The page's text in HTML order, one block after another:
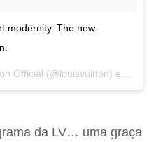
modernity. The new
da LV… uma graça